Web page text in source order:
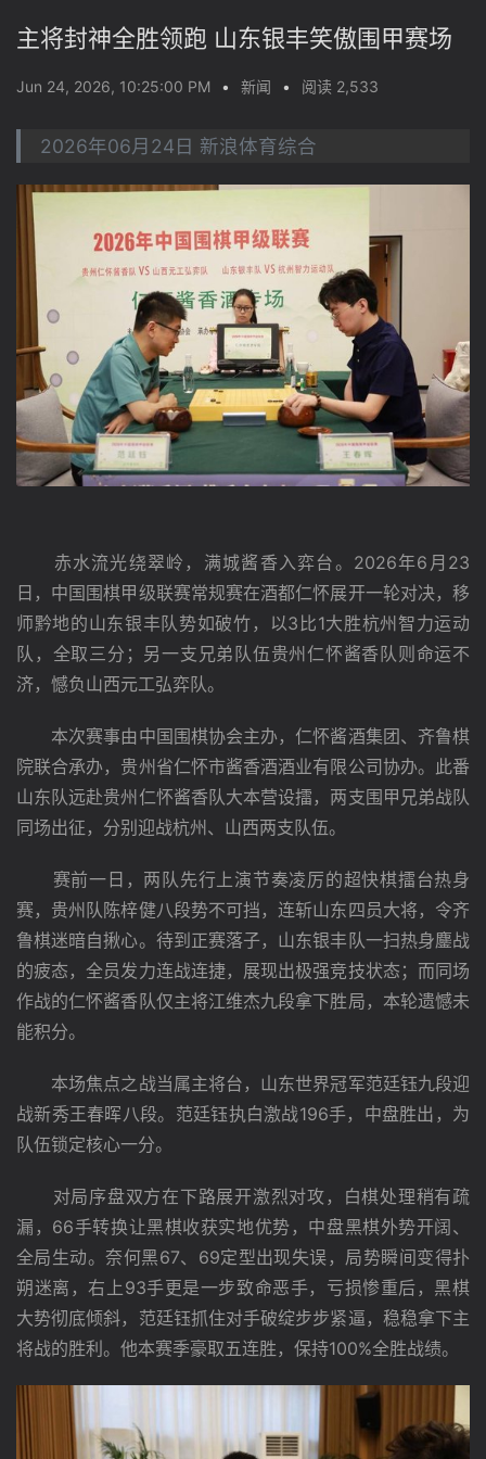
主将封神全胜领跑 山东银丰笑傲围甲赛场
Jun 24, 2026, 10:25:00 PM • 新闻 • 阅读 2,533
2026年06月24日 新浪体育综合
赤水流光绕翠岭，满城酱香入弈台。2026年6月23
日，中国围棋甲级联赛常规赛在酒都仁怀展开一轮对决，移
师黔地的山东银丰队势如破竹，以3比1大胜杭州智力运动
队，全取三分；另一支兄弟队伍贵州仁怀酱香队则命运不
济，憾负山西元工弘弈队。
本次赛事由中国围棋协会主办，仁怀酱酒集团、齐鲁棋
院联合承办，贵州省仁怀市酱香酒酒业有限公司协办。此番
山东队远赴贵州仁怀酱香队大本营设擂，两支围甲兄弟战队
同场出征，分别迎战杭州、山西两支队伍。
赛前一日，两队先行上演节奏凌厉的超快棋擂台热身
赛，贵州队陈梓健八段势不可挡，连斩山东四员大将，令齐
鲁棋迷暗自揪心。待到正赛落子，山东银丰队一扫热身鏖战
的疲态，全员发力连战连捷，展现出极强竞技状态；而同场
作战的仁怀酱香队仅主将江维杰九段拿下胜局，本轮遗憾未
能积分。
本场焦点之战当属主将台，山东世界冠军范廷钰九段迎
战新秀王春晖八段。范廷钰执白激战196手，中盘胜出，为
队伍锁定核心一分。
对局序盘双方在下路展开激烈对攻，白棋处理稍有疏
漏，66手转换让黑棋收获实地优势，中盘黑棋外势开阔、
全局生动。奈何黑67、69定型出现失误，局势瞬间变得扑
朔迷离，右上93手更是一步致命恶手，亏损惨重后，黑棋
大势彻底倾斜，范廷钰抓住对手破绽步步紧逼，稳稳拿下主
将战的胜利。他本赛季豪取五连胜，保持100%全胜战绩。